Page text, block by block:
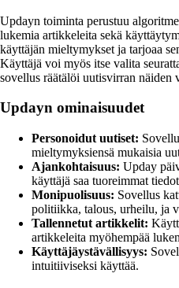
Updayn toiminta perustuu
lukemia artikkeleita sekä
käyttäjän mieltymykset ja tarjoaa
Käyttäjä voi myös itse valita
sovellus räätälöi uutisvirran näiden
Updayn ominaisuudet
Personoidut uutiset:
mieltymyksiensä mukaisia
Ajankohtaisuus: Upday
käyttäjä saa tuoreimmat
Monipuolisuus: Sovellus
politiikka, talous, urheilu, ja
Tallennetut artikkelit:
artikkeleita myöhempää
Käyttäjäystävällisyys:
intuitiiviseksi käyttää.